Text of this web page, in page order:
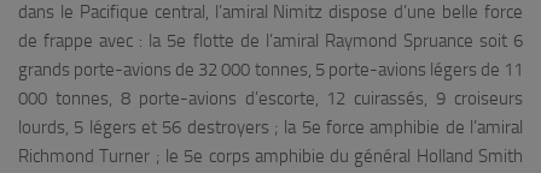
dans le Pacifique central, l’amiral Nimitz dispose d’une belle force
de frappe avec : la 5e flotte de l’amiral Raymond Spruance soit 6
grands porte-avions de 32 000 tonnes, 5 porte-avions légers de 11
000 tonnes, 8 porte-avions d’escorte, 12 cuirassés, 9 croiseurs
lourds, 5 légers et 56 destroyers ; la 5e force amphibie de l’amiral
Richmond Turner ; le 5e corps amphibie du général Holland Smith